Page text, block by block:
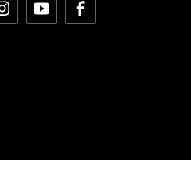
InstagramYouTubeFacebook